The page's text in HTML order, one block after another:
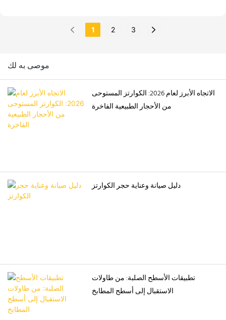
استخدامها المبتكر في الأعمدة
المربعة. تستكشف هذه المقالة
الصلبة في صناعة الأعمدة المربعة،
مُبرزةً كيف تُسهم هذه المادة في
كلٍ من العناصر الهيكلية والبصرية
للمساحات الداخلية.
1 2 3
موصى به لك
الاتجاه الأبرز لعام 2026: الكوارتز المستوحى
من الأحجار الطبيعية الفاخرة
دليل صيانة وعناية حجر الكوارتز
تطبيقات الأسطح الصلبة: من طاولات
الاستقبال إلى أسطح المطابخ